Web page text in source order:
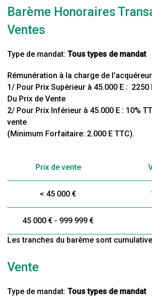
Barème Honoraires
Ventes
Type de mandat: Tous types de mandat
Rémunération à la charge de l’acquéreur
1/ Pour Prix Supérieur à 45.000 E : 2250
Du Prix de Vente
2/ Pour Prix Inférieur à 45.000 E : 10%
vente
(Minimum Forfaitaire: 2.000 E TTC).
Prix de vente
< 45 000 €
45 000 € - 999 999 €
Les tranches du barème sont
Vente
Type de mandat: Tous types de mandat